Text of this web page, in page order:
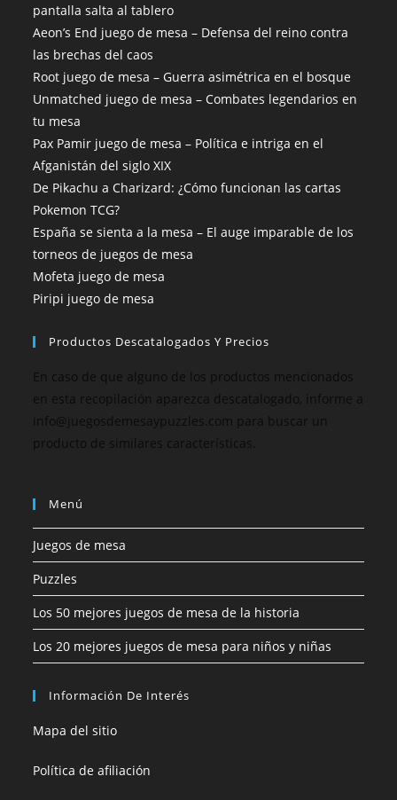
pantalla salta al tablero
Aeon’s End juego de mesa – Defensa del reino contra
las brechas del caos
Root juego de mesa – Guerra asimétrica en el bosque
Unmatched juego de mesa – Combates legendarios en
tu mesa
Pax Pamir juego de mesa – Política e intriga en el
Afganistán del siglo XIX
De Pikachu a Charizard: ¿Cómo funcionan las cartas
Pokemon TCG?
España se sienta a la mesa – El auge imparable de los
torneos de juegos de mesa
Mofeta juego de mesa
Piripi juego de mesa
Productos Descatalogados Y Precios
En caso de que alguno de los productos mencionados
en esta recopilación aparezca descatalogado, informe a
info@juegosdemesaypuzzles.com para buscar un
producto de similares características.
Menú
Juegos de mesa
Puzzles
Los 50 mejores juegos de mesa de la historia
Los 20 mejores juegos de mesa para niños y niñas
Información De Interés
Mapa del sitio
Política de afiliación